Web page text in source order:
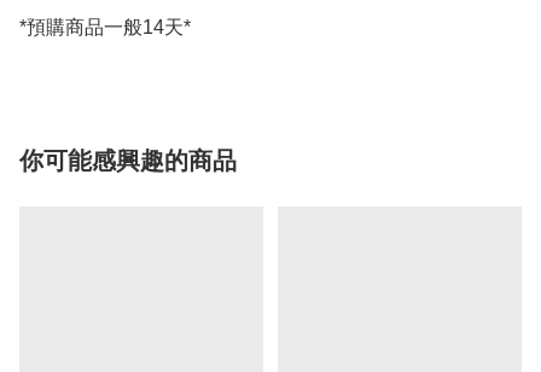
*預購商品一般14天*
你可能感興趣的商品